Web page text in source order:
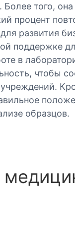
того, она
процент
развития
поддержке
в
чтобы
образцов.